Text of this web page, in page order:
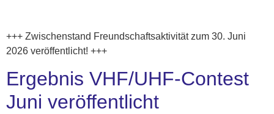
+++ Zwischenstand Freundschaftsaktivität zum 30. Juni
2026 veröffentlicht! +++
Ergebnis VHF/UHF-Contest
Juni veröffentlicht